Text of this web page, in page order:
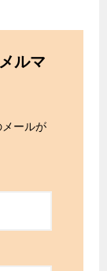
ルマ
ールが